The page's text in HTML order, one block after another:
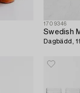
1709346
Swedish
Dagbädd,